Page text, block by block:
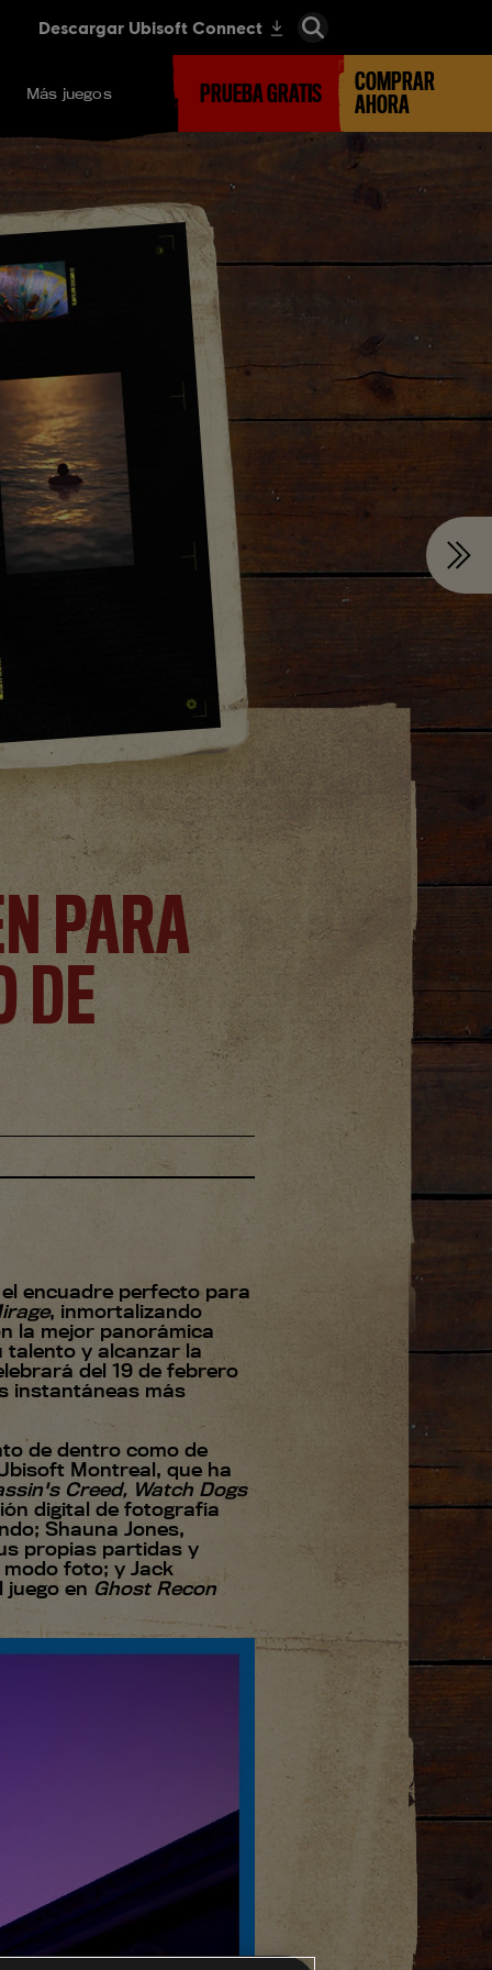
Más juegos
COMPRAR
AHORA
PRUEBA GRATIS
PARA
DE
encuadre perfecto para
, inmortalizando
la mejor panorámica
talento y alcanzar la
del 19 de febrero
instantáneas más
de dentro como de
Montreal, que ha
Creed, Watch Dogs
digital de fotografía
Shauna Jones,
propias partidas y
foto; y Jack
en Ghost Recon